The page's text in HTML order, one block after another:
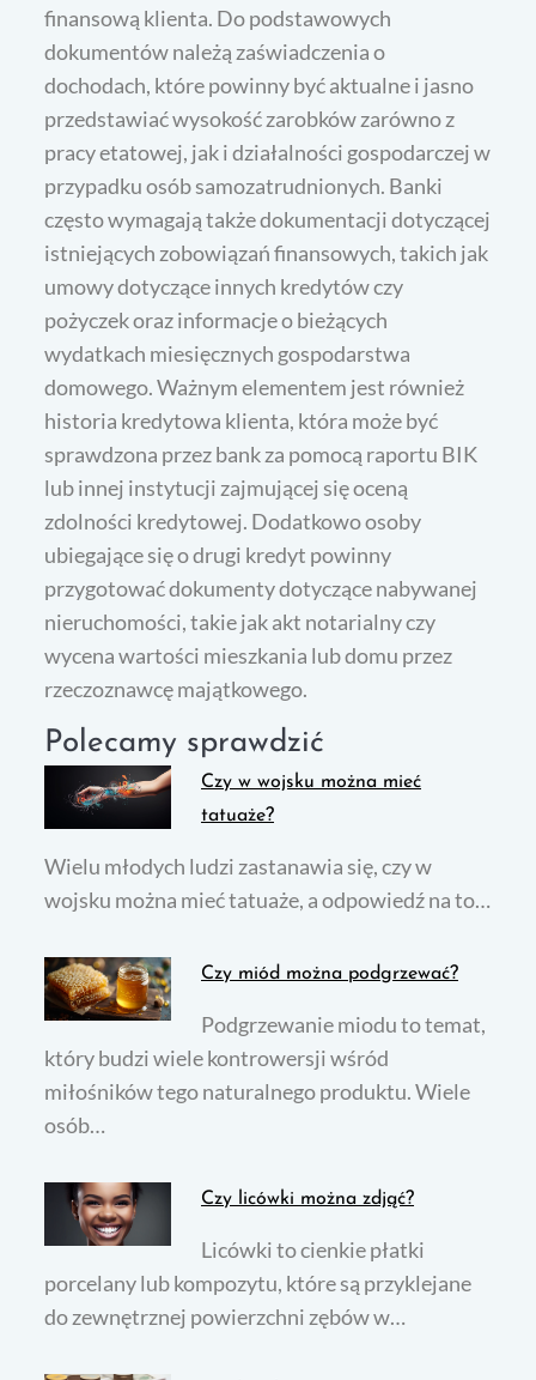
finansową klienta. Do podstawowych
dokumentów należą zaświadczenia o
dochodach, które powinny być aktualne i jasno
przedstawiać wysokość zarobków zarówno z
pracy etatowej, jak i działalności gospodarczej w
przypadku osób samozatrudnionych. Banki
często wymagają także dokumentacji dotyczącej
istniejących zobowiązań finansowych, takich jak
umowy dotyczące innych kredytów czy
pożyczek oraz informacje o bieżących
wydatkach miesięcznych gospodarstwa
domowego. Ważnym elementem jest również
historia kredytowa klienta, która może być
sprawdzona przez bank za pomocą raportu BIK
lub innej instytucji zajmującej się oceną
zdolności kredytowej. Dodatkowo osoby
ubiegające się o drugi kredyt powinny
przygotować dokumenty dotyczące nabywanej
nieruchomości, takie jak akt notarialny czy
wycena wartości mieszkania lub domu przez
rzeczoznawcę majątkowego.
Polecamy sprawdzić
Czy w wojsku można mieć
tatuaże?
Wielu młodych ludzi zastanawia się, czy w
wojsku można mieć tatuaże, a odpowiedź na to…
Czy miód można podgrzewać?
Podgrzewanie miodu to temat,
który budzi wiele kontrowersji wśród
miłośników tego naturalnego produktu. Wiele
osób…
Czy licówki można zdjąć?
Licówki to cienkie płatki
porcelany lub kompozytu, które są przyklejane
do zewnętrznej powierzchni zębów w…